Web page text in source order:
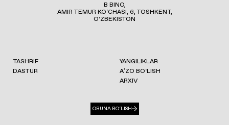
B BINO,
AMIR TEMUR KO‘CHASI, 6, TOSHKENT,
O‘ZBEKISTON
TASHRIF
DASTUR
YANGILIKLAR
AʼZO BO‘LISH
ARXIV
OBUNA BO‘LISH